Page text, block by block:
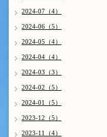
2024-07（4）
2024-06（5）
2024-05（4）
2024-04（4）
2024-03（3）
2024-02（5）
2024-01（5）
2023-12（5）
2023-11（4）